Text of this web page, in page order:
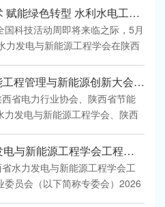
会议由我学会水利水电工程建筑
安理工大学水利水电学院、国网
公司安康水力发电公司、大唐
聚焦创新技术 赋能绿色转型 水利水电工程创新技术发展研讨会在安康成功举办
国科技活动周即将来临之际，5月
力发电与新能源工程学会在陕西
会议由我学会水利水电工程建筑
安理工大学水利水电学院、国网
公司安康水力发电公司、大唐
陕西省AI赋能工程管理与新能源创新大会成功举办
省电力行业协会、陕西省节能
力发电与新能源工程学会、陕西
陕西省水利工程协会、陕西省
陕西水利水电工程集团有限公
设股份有限公司提供支持的“陕西
陕西省水力发电与新能源工程学会工程地质勘测专业委员会召开2026年工作会议
水力发电与新能源工程学会工
委员会（以下简称专委会）2026